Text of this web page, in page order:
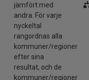
jämfört med
andra. För varje
nyckeltal
rangordnas alla
kommuner/regioner
efter sina
resultat, och de
kommuner/regioner